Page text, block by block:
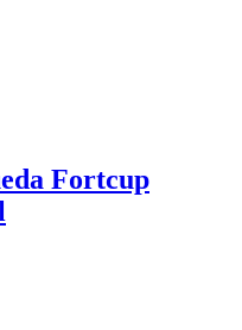
Fortcup